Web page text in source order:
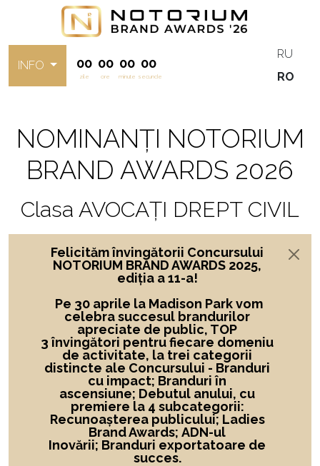
INFO 00
zile
00
ore
00
minute
00
secunde
RU
RO
NOMINANȚI NOTORIUM
BRAND AWARDS 2026
Clasa AVOCAȚI DREPT CIVIL
Felicităm învingătorii Concursului
NOTORIUM BRAND AWARDS 2025,
ediția a 11-a!
Pe 30 aprile la Madison Park vom
celebra succesul brandurilor
apreciate de public, TOP
3 învingători pentru fiecare domeniu
de activitate, la trei categorii
distincte ale Concursului - Branduri
cu impact; Branduri în
ascensiune; Debutul anului, cu
premiere la 4 subcategorii:
Recunoașterea publicului; Ladies
Brand Awards; ADN-ul
Inovării; Branduri exportatoare de
succes.